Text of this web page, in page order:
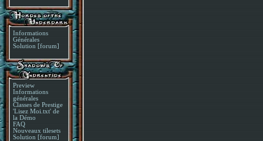
Informations
Générales
Solution [forum]
Preview
Informations
générales
Classes de Prestige
'Lisez Moi.txt' de
la Démo
FAQ
Nouveaux tilesets
Solution [forum]